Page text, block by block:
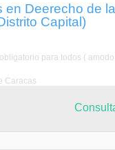
Deerecho de
Capital)
para todos (
Caracas